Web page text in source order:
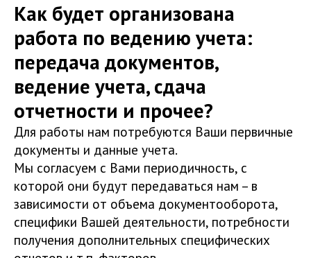
Как будет организована
работа по ведению учета:
передача документов,
ведение учета, сдача
отчетности и прочее?
Для работы нам потребуются Ваши первичные
документы и данные учета.
Мы согласуем с Вами периодичность, с
которой они будут передаваться нам – в
зависимости от объема документооборота,
специфики Вашей деятельности, потребности
получения дополнительных специфических